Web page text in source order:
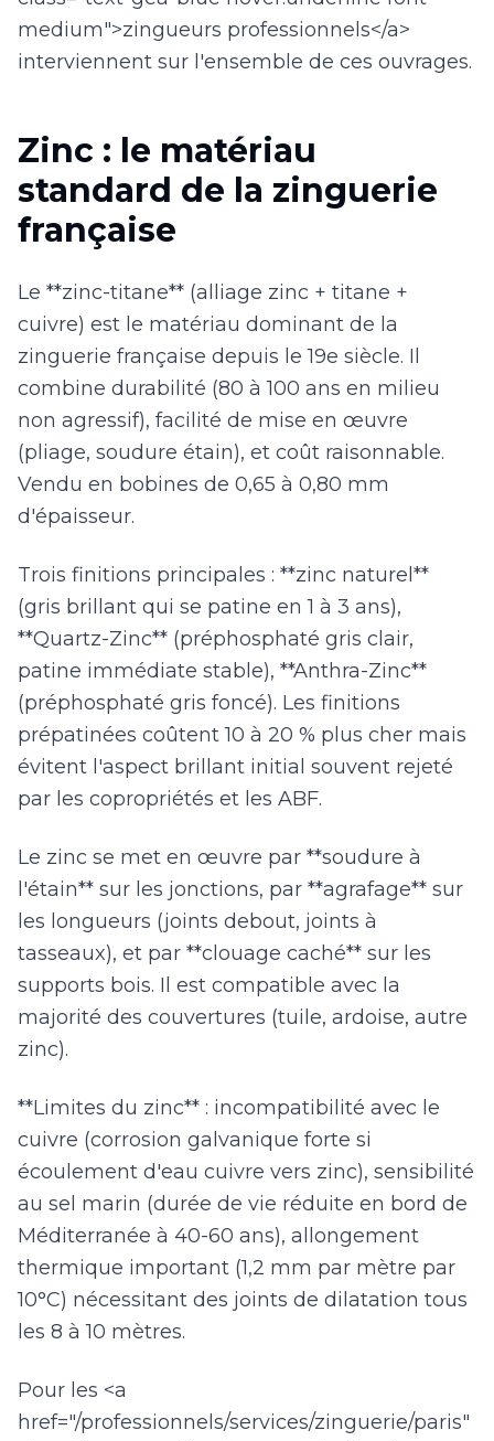
medium">zingueurs professionnels</a>
interviennent sur l'ensemble de ces ouvrages.
Zinc : le matériau
standard de la zinguerie
française
Le **zinc-titane** (alliage zinc + titane +
cuivre) est le matériau dominant de la
zinguerie française depuis le 19e siècle. Il
combine durabilité (80 à 100 ans en milieu
non agressif), facilité de mise en œuvre
(pliage, soudure étain), et coût raisonnable.
Vendu en bobines de 0,65 à 0,80 mm
d'épaisseur.
Trois finitions principales : **zinc naturel**
(gris brillant qui se patine en 1 à 3 ans),
**Quartz-Zinc** (préphosphaté gris clair,
patine immédiate stable), **Anthra-Zinc**
(préphosphaté gris foncé). Les finitions
prépatinées coûtent 10 à 20 % plus cher mais
évitent l'aspect brillant initial souvent rejeté
par les copropriétés et les ABF.
Le zinc se met en œuvre par **soudure à
l'étain** sur les jonctions, par **agrafage** sur
les longueurs (joints debout, joints à
tasseaux), et par **clouage caché** sur les
supports bois. Il est compatible avec la
majorité des couvertures (tuile, ardoise, autre
zinc).
**Limites du zinc** : incompatibilité avec le
cuivre (corrosion galvanique forte si
écoulement d'eau cuivre vers zinc), sensibilité
au sel marin (durée de vie réduite en bord de
Méditerranée à 40-60 ans), allongement
thermique important (1,2 mm par mètre par
10°C) nécessitant des joints de dilatation tous
les 8 à 10 mètres.
Pour les <a
href="/professionnels/services/zinguerie/paris"